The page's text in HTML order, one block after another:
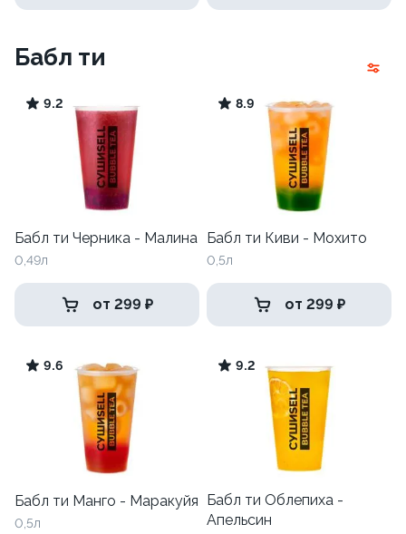
Бабл ти
9.2
Бабл ти Черника - Малина
0,49л
от 299 ₽
8.9
Бабл ти Киви - Мохито
0,5л
от 299 ₽
9.6
Бабл ти Манго - Маракуйя
0,5л
9.2
Бабл ти Облепиха -
Апельсин